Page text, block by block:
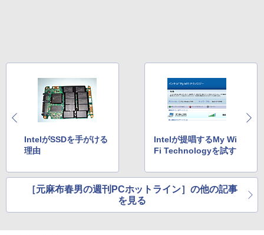
IntelがSSDを手がける
理由
Intelが提唱するMy Wi
Fi Technologyを試す
［元麻布春男の週刊PCホットライン］の他の記事
を見る